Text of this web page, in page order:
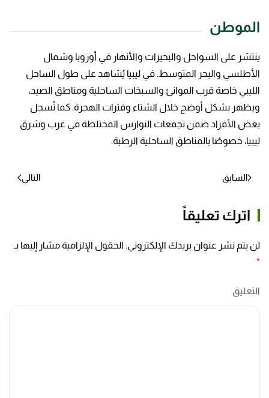
الموطن
ينتشر على السواحل والبحيرات والأنهار في أوروبا وشمال
الأطلسي والبحر المتوسط. في ليبيا يُشاهد على طول الساحل
الليبي خاصة قرب الموانئ والسبخات الساحلية ومناطق الصيد،
ويظهر بشكل أوضح خلال الشتاء وفترات الهجرة. كما تُسجل
بعض الأفراد ضمن تجمعات النوارس المختلطة في غرب وشرق
ليبيا، خصوصًا بالمناطق الساحلية الرطبة.
السابق التالي
اترك تعليقاً
لن يتم نشر عنوان بريدك الإلكتروني. الحقول الإلزامية مشار إليها بـ
*
التعليق